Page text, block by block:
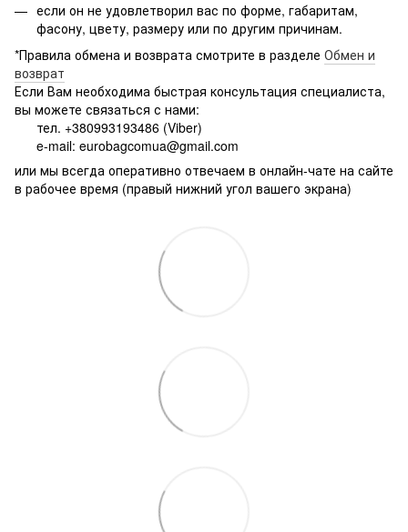
если он не удовлетворил вас по форме, габаритам,
фасону, цвету, размеру или по другим причинам.
*Правила обмена и возврата смотрите в разделе Обмен и
возврат
Если Вам необходима быстрая консультация специалиста,
вы можете связаться с нами:
тел. +380993193486 (Viber)
e-mail: eurobagcomua@gmail.com
или мы всегда оперативно отвечаем в онлайн-чате на сайте
в рабочее время (правый нижний угол вашего экрана)